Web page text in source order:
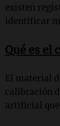
existen
identificar
Qué es el
El material
calibración
artificial que